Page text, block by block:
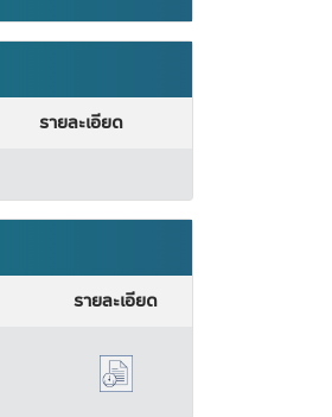
รายละเอียด
รายละเอียด